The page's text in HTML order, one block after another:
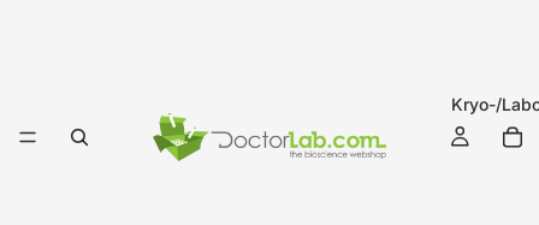
Kryo-/